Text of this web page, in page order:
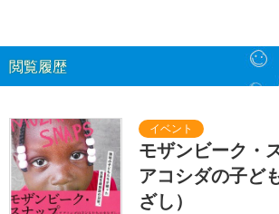
閲覧履歴
モザンビーク・
アコシダの子ど
ざし）